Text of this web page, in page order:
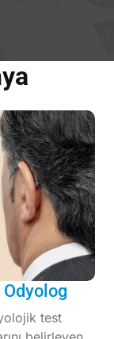
Odyolog
test